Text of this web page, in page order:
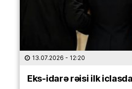
13.07.2026 - 12:20
Eks-idarə rəisi ilk